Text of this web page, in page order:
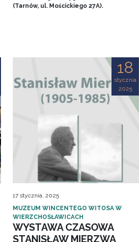
(Tarnów, ul. Mościckiego 27A).
18
stycznia
2025
17 stycznia, 2025
MUZEUM WINCENTEGO WITOSA W
WIERZCHOSŁAWICACH
WYSTAWA CZASOWA
STANISŁAW MIERZWA